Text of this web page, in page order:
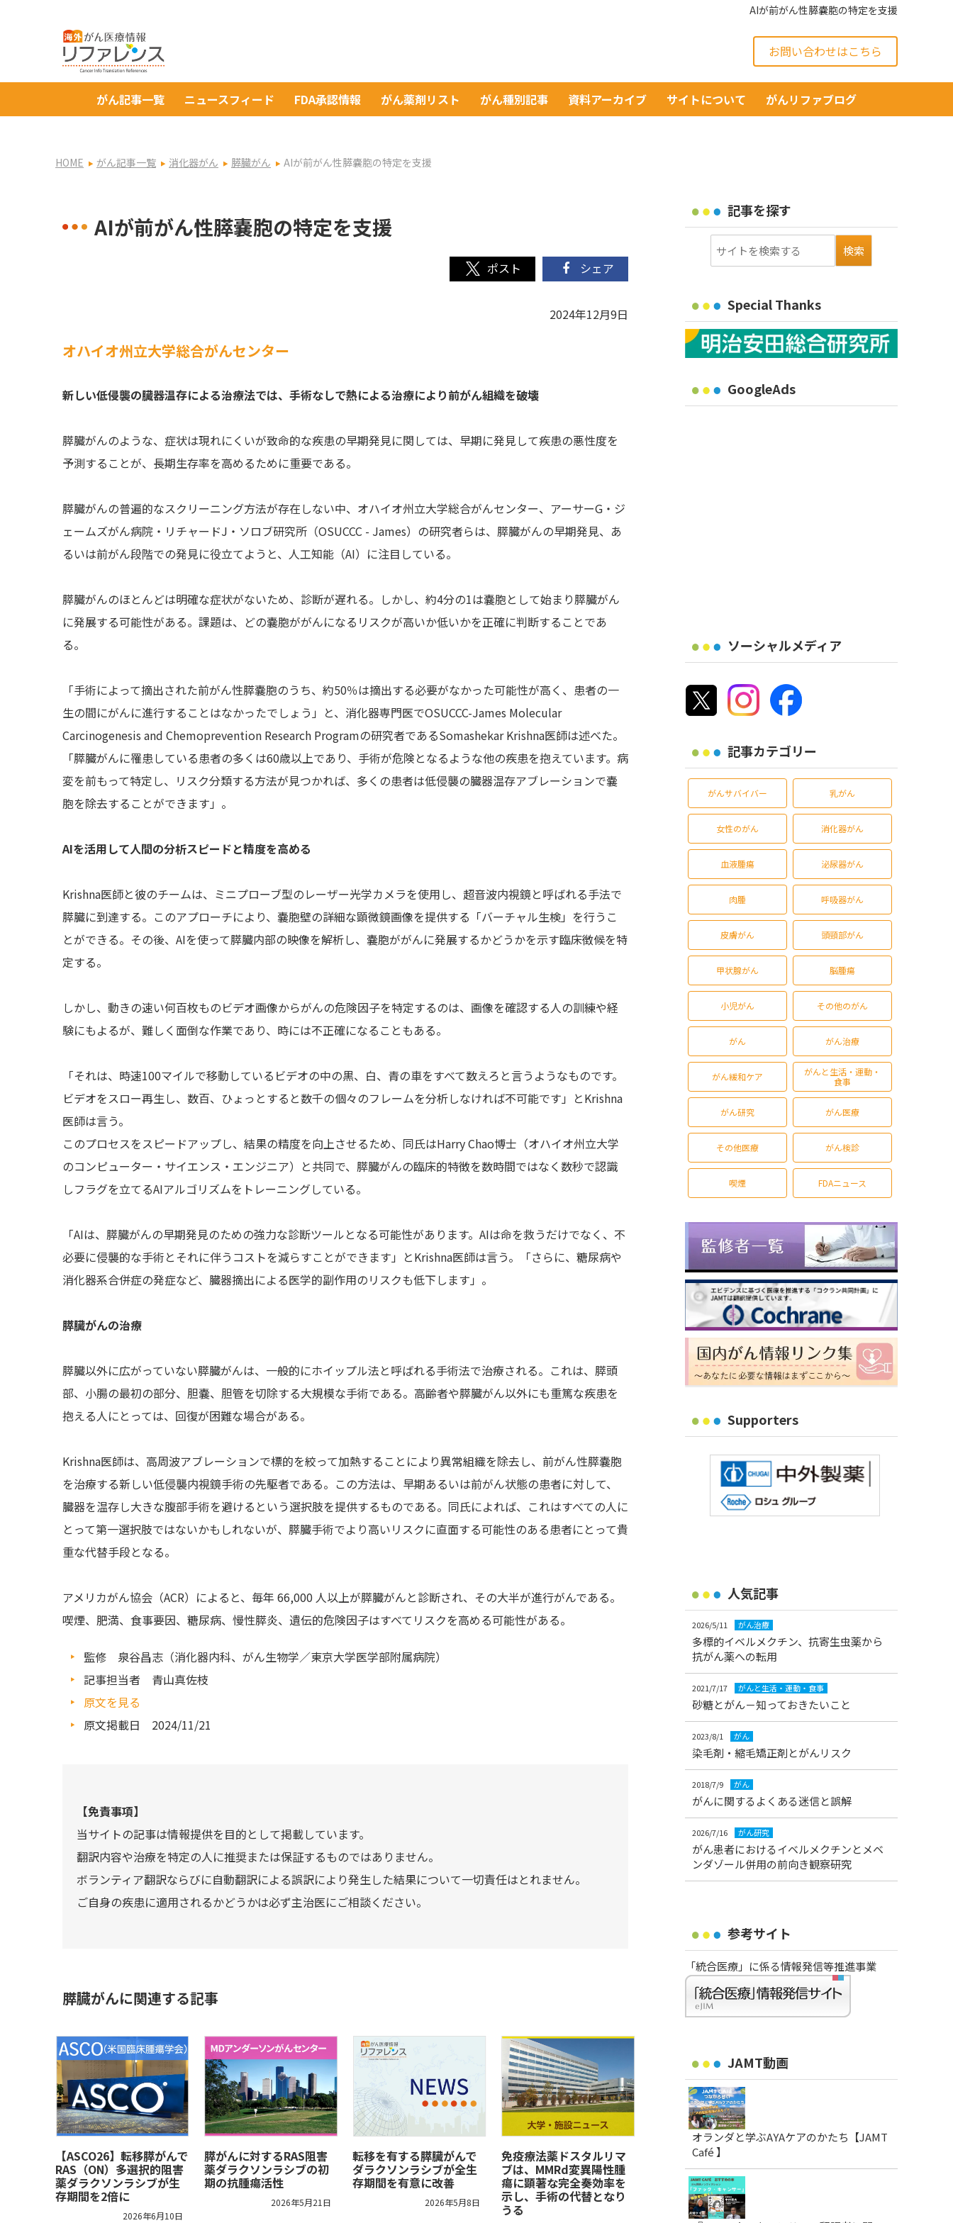
AIが前がん性膵嚢胞の特定を支援
お問い合わせはこちら
がん記事一覧 ニュースフィード FDA承認情報 がん薬剤リスト がん種別記事 資料アーカイブ サイトについて がんリファブログ
HOME がん記事一覧 消化器がん 膵臓がん AIが前がん性膵嚢胞の特定を支援
AIが前がん性膵嚢胞の特定を支援
シェア
2024年12月9日
オハイオ州立大学総合がんセンター
新しい低侵襲の臓器温存による治療法では、手術なしで熱による治療により前がん組織を破壊
膵臓がんのような、症状は現れにくいが致命的な疾患の早期発見に関しては、早期に発見して疾患の悪性度を
予測することが、長期生存率を高めるために重要である。
膵臓がんの普遍的なスクリーニング方法が存在しない中、オハイオ州立大学総合がんセンター、アーサーG・ジ
ェームズがん病院・リチャードJ・ソロブ研究所（OSUCCC - James）の研究者らは、膵臓がんの早期発見、あ
るいは前がん段階での発見に役立てようと、人工知能（AI）に注目している。
膵臓がんのほとんどは明確な症状がないため、診断が遅れる。しかし、約4分の1は嚢胞として始まり膵臓がん
に発展する可能性がある。課題は、どの嚢胞ががんになるリスクが高いか低いかを正確に判断することであ
る。
「手術によって摘出された前がん性膵嚢胞のうち、約50％は摘出する必要がなかった可能性が高く、患者の一
生の間にがんに進行することはなかったでしょう」と、消化器専門医でOSUCCC-James Molecular
Carcinogenesis and Chemoprevention Research Programの研究者であるSomashekar Krishna医師は述べた。
「膵臓がんに罹患している患者の多くは60歳以上であり、手術が危険となるような他の疾患を抱えています。病
変を前もって特定し、リスク分類する方法が見つかれば、多くの患者は低侵襲の臓器温存アブレーションで嚢
胞を除去することができます」。
AIを活用して人間の分析スピードと精度を高める
Krishna医師と彼のチームは、ミニプローブ型のレーザー光学カメラを使用し、超音波内視鏡と呼ばれる手法で
膵臓に到達する。このアプローチにより、嚢胞壁の詳細な顕微鏡画像を提供する「バーチャル生検」を行うこ
とができる。その後、AIを使って膵臓内部の映像を解析し、嚢胞ががんに発展するかどうかを示す臨床徴候を特
定する。
しかし、動きの速い何百枚ものビデオ画像からがんの危険因子を特定するのは、画像を確認する人の訓練や経
験にもよるが、難しく面倒な作業であり、時には不正確になることもある。
「それは、時速100マイルで移動しているビデオの中の黒、白、青の車をすべて数えろと言うようなものです。
ビデオをスロー再生し、数百、ひょっとすると数千の個々のフレームを分析しなければ不可能です」とKrishna
医師は言う。
このプロセスをスピードアップし、結果の精度を向上させるため、同氏はHarry Chao博士（オハイオ州立大学
のコンピューター・サイエンス・エンジニア）と共同で、膵臓がんの臨床的特徴を数時間ではなく数秒で認識
しフラグを立てるAIアルゴリズムをトレーニングしている。
「AIは、膵臓がんの早期発見のための強力な診断ツールとなる可能性があります。AIは命を救うだけでなく、不
必要に侵襲的な手術とそれに伴うコストを減らすことができます」とKrishna医師は言う。「さらに、糖尿病や
消化器系合併症の発症など、臓器摘出による医学的副作用のリスクも低下します」。
膵臓がんの治療
膵臓以外に広がっていない膵臓がんは、一般的にホイップル法と呼ばれる手術法で治療される。これは、膵頭
部、小腸の最初の部分、胆嚢、胆管を切除する大規模な手術である。高齢者や膵臓がん以外にも重篤な疾患を
抱える人にとっては、回復が困難な場合がある。
Krishna医師は、高周波アブレーションで標的を絞って加熱することにより異常組織を除去し、前がん性膵嚢胞
を治療する新しい低侵襲内視鏡手術の先駆者である。この方法は、早期あるいは前がん状態の患者に対して、
臓器を温存し大きな腹部手術を避けるという選択肢を提供するものである。同氏によれば、これはすべての人に
とって第一選択肢ではないかもしれないが、膵臓手術でより高いリスクに直面する可能性のある患者にとって貴
重な代替手段となる。
アメリカがん協会（ACR）によると、毎年 66,000 人以上が膵臓がんと診断され、その大半が進行がんである。
喫煙、肥満、食事要因、糖尿病、慢性膵炎、遺伝的危険因子はすべてリスクを高める可能性がある。
監修 泉谷昌志（消化器内科、がん生物学／東京大学医学部附属病院）
記事担当者 青山真佐枝
原文を見る
原文掲載日 2024/11/21
【免責事項】
当サイトの記事は情報提供を目的として掲載しています。
翻訳内容や治療を特定の人に推奨または保証するものではありません。
ボランティア翻訳ならびに自動翻訳による誤訳により発生した結果について一切責任はとれません。
ご自身の疾患に適用されるかどうかは必ず主治医にご相談ください。
膵臓がんに関連する記事
【ASCO26】転移膵がんで
RAS（ON）多選択的阻害
薬ダラクソンラシブが生
存期間を2倍に
2026年6月10日
膵がんに対するRAS阻害
薬ダラクソンラシブの初
期の抗腫瘍活性
2026年5月21日
転移を有する膵臓がんで
ダラクソンラシブが全生
存期間を有意に改善
2026年5月8日
免疫療法薬ドスタルリマ
ブは、MMRd変異陽性腫
瘍に顕著な完全奏効率を
示し、手術の代替となり
うる
記事を探す
Special Thanks
GoogleAds
ソーシャルメディア
記事カテゴリー
がんサバイバー 乳がん
女性のがん 消化器がん
血液腫瘍 泌尿器がん
肉腫 呼吸器がん
皮膚がん 頭頸部がん
甲状腺がん 脳腫瘍
小児がん その他のがん
がん がん治療
がん緩和ケア
がんと生活・運動・
食事
がん研究 がん医療
その他医療 がん検診
喫煙 FDAニュース
Supporters
人気記事
2026/5/11 がん治療
多標的イベルメクチン、抗寄生虫薬から
抗がん薬への転用
2021/7/17 がんと生活・運動・食事
砂糖とがん－知っておきたいこと
2023/8/1 がん
染毛剤・縮毛矯正剤とがんリスク
2018/7/9 がん
がんに関するよくある迷信と誤解
2026/7/16 がん研究
がん患者におけるイベルメクチンとメベ
ンダゾール併用の前向き観察研究
参考サイト
「統合医療」に係る情報発信等推進事業
JAMT動画
オランダと学ぶAYAケアのかたち【JAMT
Café 】